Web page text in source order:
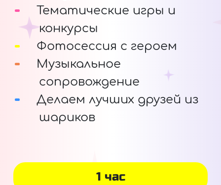
Тематические игры и
конкурсы
Фотосессия с героем
Музыкальное
сопровождение
Делаем лучших друзей из
шариков
1 час